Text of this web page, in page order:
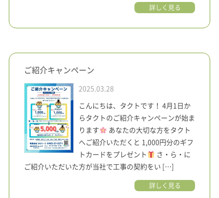
詳しく見る
ご紹介キャンペーン
2025.03.28
こんにちは、タクトです！ 4月1日か
らタクトのご紹介キャンペーンが始ま
ります
あなたの大切な方をタクト
へご紹介いただくと 1,000円分のギフ
トカードをプレゼント
さ・ら・に
ご紹介いただいた方が当社で工事の契約をい […]
詳しく見る